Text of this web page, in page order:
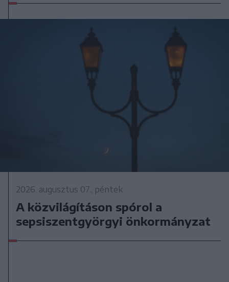
2026. augusztus 07., péntek
A közvilágításon spórol a
sepsiszentgyörgyi önkormányzat